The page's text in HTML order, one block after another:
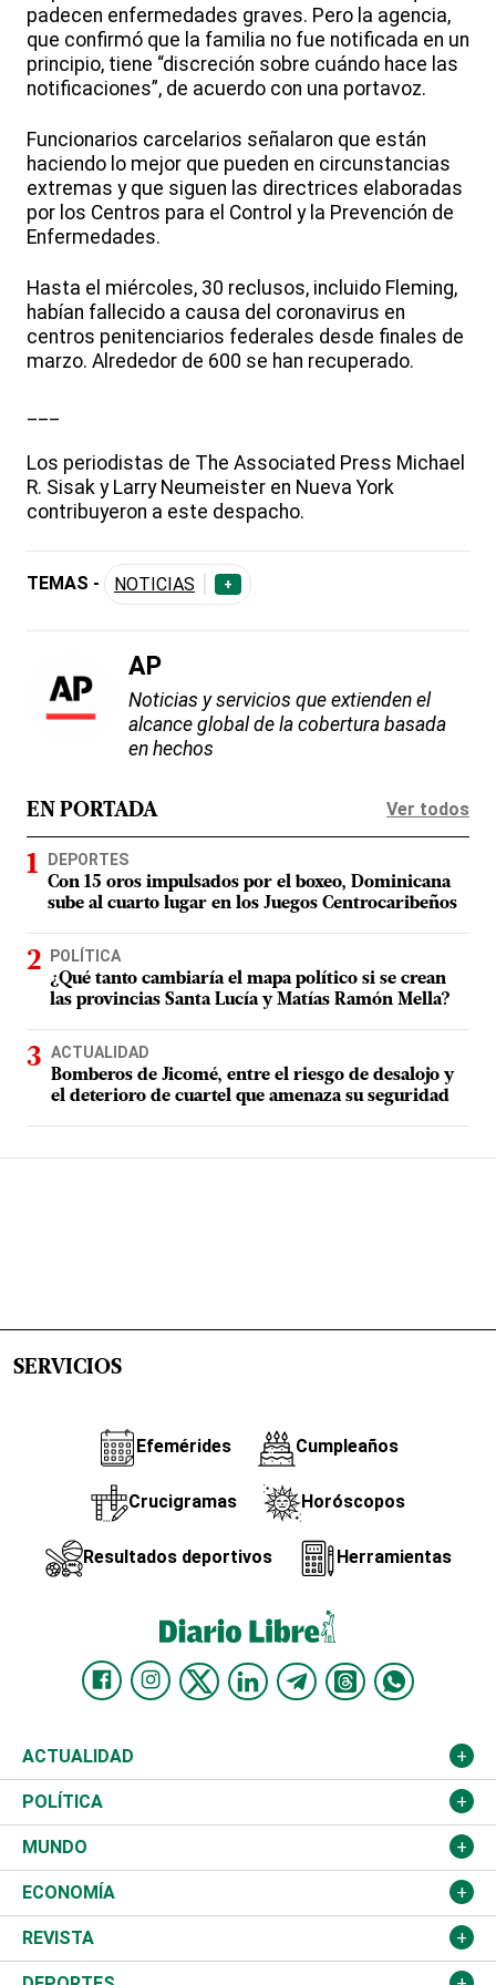
padecen enfermedades graves. Pero la agencia,
que confirmó que la familia no fue notificada en un
principio, tiene “discreción sobre cuándo hace las
notificaciones”, de acuerdo con una portavoz.
Funcionarios carcelarios señalaron que están
haciendo lo mejor que pueden en circunstancias
extremas y que siguen las directrices elaboradas
por los Centros para el Control y la Prevención de
Enfermedades.
Hasta el miércoles, 30 reclusos, incluido Fleming,
habían fallecido a causa del coronavirus en
centros penitenciarios federales desde finales de
marzo. Alrededor de 600 se han recuperado.
___
Los periodistas de The Associated Press Michael
R. Sisak y Larry Neumeister en Nueva York
contribuyeron a este despacho.
TEMAS - NOTICIAS +
AP
Noticias y servicios que extienden el
alcance global de la cobertura basada
en hechos
EN PORTADA Ver todos
DEPORTES
Con 15 oros impulsados por el boxeo, Dominicana
sube al cuarto lugar en los Juegos Centrocaribeños
POLÍTICA
¿Qué tanto cambiaría el mapa político si se crean
las provincias Santa Lucía y Matías Ramón Mella?
ACTUALIDAD
Bomberos de Jicomé, entre el riesgo de desalojo y
el deterioro de cuartel que amenaza su seguridad
SERVICIOS
Efemérides Cumpleaños
Crucigramas Horóscopos
Resultados deportivos Herramientas
ACTUALIDAD
Nacional
Ciudad
Educación
Salud
Justicia
POLÍTICA
Partidos
JCE
TSE
Congreso Nacional
MUNDO
Estados Unidos
América Latina
ECONOMÍA
Finanzas
REVISTA